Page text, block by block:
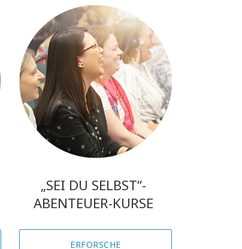
„SEI DU SELBST“-
ABENTEUER-KURSE
ERFORSCHE